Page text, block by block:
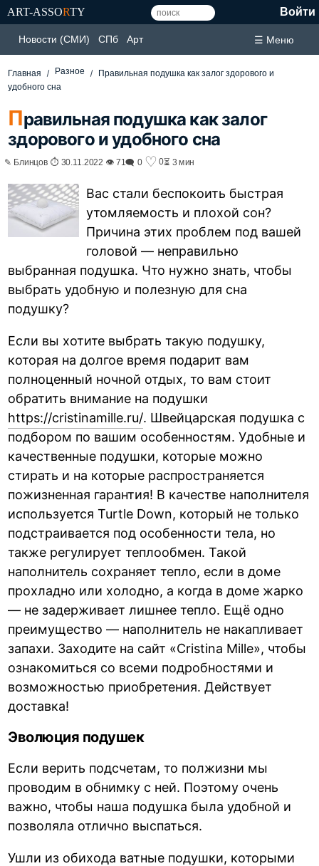
ART-ASSORTY Войти
Новости (СМИ) СПб Арт ☰ Меню
Главная Разное
Правильная подушка как залог здорового и
удобного сна
Правильная подушка как залог
здорового и удобного сна
✎ Блинцов ⏱ 30.11.2022 👁 71🗨 0 ♡ 0⏳ 3 мин
Вас стали беспокоить быстрая
утомляемость и плохой сон?
Причина этих проблем под вашей
головой — неправильно
выбранная подушка. Что нужно знать, чтобы
выбрать удобную и полезную для сна
подушку?
Если вы хотите выбрать такую подушку,
которая на долгое время подарит вам
полноценный ночной отдых, то вам стоит
обратить внимание на подушки
https://cristinamille.ru/. Швейцарская подушка с
подбором по вашим особенностям. Удобные и
качественные подушки, которые можно
стирать и на которые распространяется
пожизненная гарантия! В качестве наполнителя
используется Turtle Down, который не только
подстраивается под особенности тела, но
также регулирует теплообмен. Такой
наполнитель сохраняет тепло, если в доме
прохладно или холодно, а когда в доме жарко
— не задерживает лишнее тепло. Ещё одно
преимущество — наполнитель не накапливает
запахи. Заходите на сайт «Cristina Mille», чтобы
ознакомиться со всеми подробностями и
возможностью приобретения. Действует
доставка!
Эволюция подушек
Если верить подсчетам, то полжизни мы
проводим в обнимку с ней. Поэтому очень
важно, чтобы наша подушка была удобной и
позволяла отлично выспаться.
Ушли из обихода ватные подушки, которыми